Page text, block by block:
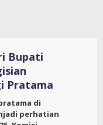
Bupati
Pratama
di
perhatian